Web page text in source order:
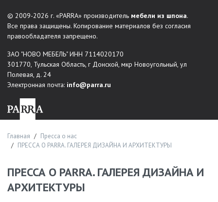
входной зоны: обувницы, вешалки, шкафы-купе,
консоли.
Системы хранения
Мягкая мебель
Индивидуальные проекты
: по желанию заказчика
можно создать мебель по индивидуальным размерам.
решения.
Приобрести изделия из дерева и шпона можно в любое
Консультация с менеджером в салоне. Изучаем запрос
клиента, предлагаем варианты мебели PARRA или
© 2009-2026 г. «PARRA» производитель мебели из шпона.
Все права защищены. Копирование материалов без согласия
правообладателя запрещено.
ЗАО "НОВО МЕБЕЛЬ" ИНН 7114020170
301770, Тульская Область, г Донской, мкр Новоугольный, ул
Полевая, д. 24
Электронная почта: info@parra.ru
Главная
Пресса о нас
ПРЕССА О PARRA. ГАЛЕРЕЯ ДИЗАЙНА И АРХИТЕКТУРЫ
ПРЕССА О PARRA. ГАЛЕРЕЯ ДИЗАЙНА И
АРХИТЕКТУРЫ